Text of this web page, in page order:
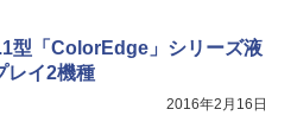
型「ColorEdge」シリーズ液
レイ2機種
2016年2月16日